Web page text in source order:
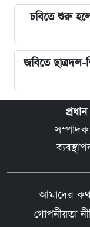
চবিতে শুরু
জবিতে
আমাদের
গোপনীয়তা